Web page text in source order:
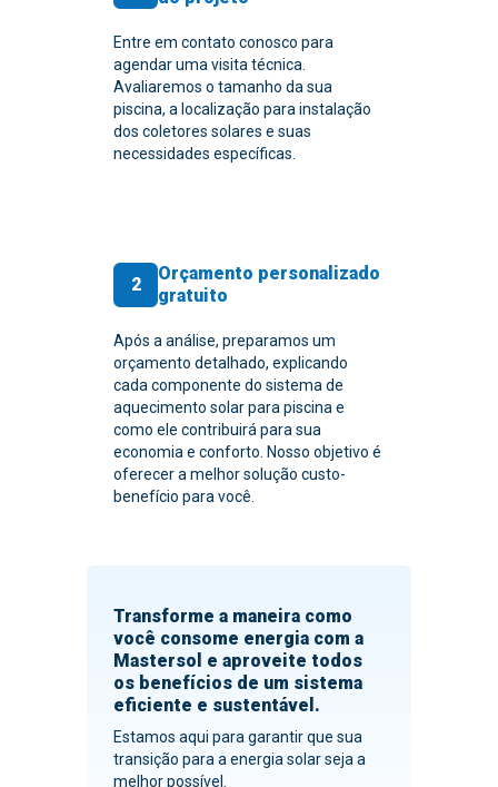
Entre em contato conosco para
agendar uma visita técnica.
Avaliaremos o tamanho da sua
piscina, a localização para instalação
dos coletores solares e suas
necessidades específicas.
2
Orçamento personalizado
gratuito
Após a análise, preparamos um
orçamento detalhado, explicando
cada componente do sistema de
aquecimento solar para piscina e
como ele contribuirá para sua
economia e conforto. Nosso objetivo é
oferecer a melhor solução custo-
benefício para você.
Transforme a maneira como
você consome energia com a
Mastersol e aproveite todos
os benefícios de um sistema
eficiente e sustentável.
Estamos aqui para garantir que sua
transição para a energia solar seja a
melhor possível.